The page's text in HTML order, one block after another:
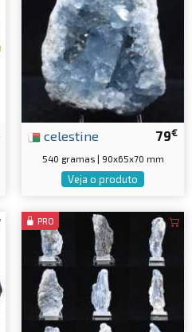
79€
celestine
540 gramas | 90x65x70 mm
Veja o produto
PRO